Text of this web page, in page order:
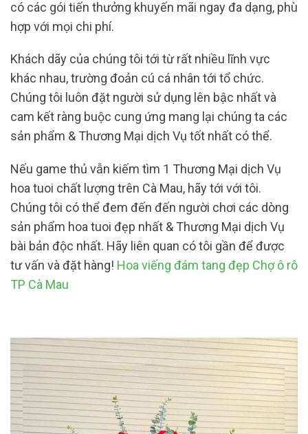
có các gói tiến thưởng khuyến mãi ngay đa dạng, phù
hợp với mọi chi phí.
Khách dãy của chúng tôi tới từ rất nhiều lĩnh vực
khác nhau, trường đoản cú cá nhân tới tổ chức.
Chúng tôi luôn đặt người sử dụng lên bậc nhất và
cam kết ràng buộc cung ứng mang lại chúng ta các
sản phẩm & Thương Mại dịch Vụ tốt nhất có thể.
Nếu game thủ vẫn kiếm tìm 1 Thương Mại dịch Vụ
hoa tuoi chất lượng trên Cà Mau, hãy tới với tôi.
Chúng tôi có thể đem đến đến người chơi các dòng
sản phẩm hoa tuoi đẹp nhất & Thương Mại dịch Vụ
bài bản độc nhất. Hãy liên quan có tôi gần để được
tư vấn và đặt hàng! Hoa viếng đám tang đẹp Chợ ô rô
TP Cà Mau